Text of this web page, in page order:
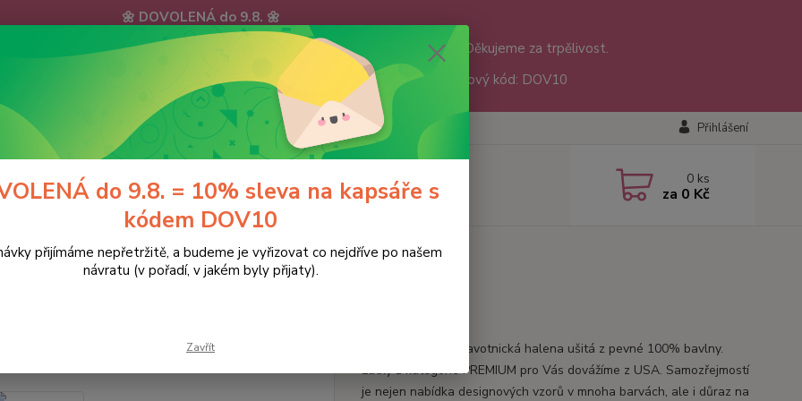
🌼 DOVOLENÁ do 9.8. 🌼
e-maily i telefonáty vyřídíme postupně - v pořadí, v jakém nám přišly. Děkujeme za trpělivost.
zpříjemnili: doprava ZDARMA nad 700 Kč a 10% sleva na kapsáře 😊 Slevový kód: DOV10
DOPRAVA a PLATBA KONTAKTY Přihlášení
Hledat 0 ks
za 0 Kč
s potiskem Zdravotnická halena KOČIČKY
Velmi příjemná zdravotnická halena ušitá z pevné 100% bavlny.
Látky z kategorie PREMIUM pro Vás dovážíme z USA. Samozřejmostí
je nejen nabídka designových vzorů v mnoha barvách, ale i důraz na
do 9.8. = 10% sleva na kapsáře s
kódem DOV10
přijímáme nepřetržitě, a budeme je vyřizovat co nejdříve po našem
návratu (v pořadí, v jakém byly přijaty).
Zavřít